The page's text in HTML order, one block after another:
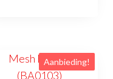
Aanbieding!